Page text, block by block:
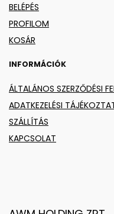
BELÉPÉS
PROFILOM
KOSÁR
INFORMÁCIÓK
ÁLTALÁNOS SZERZŐDÉSI
ADATKEZELÉSI
SZÁLLÍTÁS
KAPCSOLAT